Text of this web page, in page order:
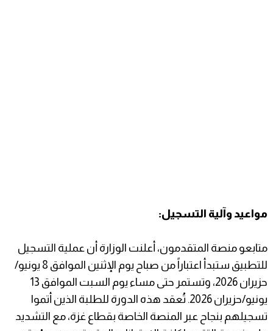
مواعيد وآلية التسجيل:
متابعو منصة المتقدمون، أعلنت الوزارة أن عملية التسجيل
للتطبيق ستبدأ اعتباراً من صباح يوم الإثنين الموافق 8 يونيو/
حزيران 2026، وتستمر حتى مساء يوم السبت الموافق 13
يونيو/حزيران 2026. تُعقد هذه الدورة للطلبة الذين أتموا
تسجيلهم بنجاح عبر المنصة الخاصة بقطاع غزة، مع التشديد